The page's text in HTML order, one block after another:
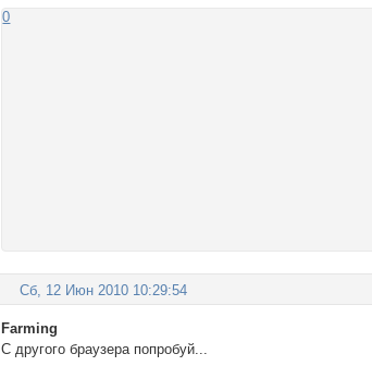
0
Сб, 12 Июн 2010 10:29:54
Farming
С другого браузера попробуй...